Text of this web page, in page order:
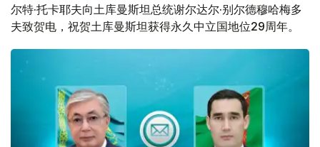
尔特·托卡耶夫向土库曼斯坦总统谢尔达尔·别尔德穆哈梅多
夫致贺电，祝贺土库曼斯坦获得永久中立国地位29周年。